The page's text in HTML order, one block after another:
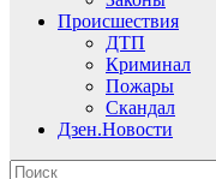
Происшествия
ДТП
Криминал
Пожары
Скандал
Дзен.Новости